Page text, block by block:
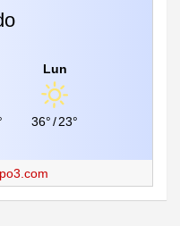
Lun
36°/23°